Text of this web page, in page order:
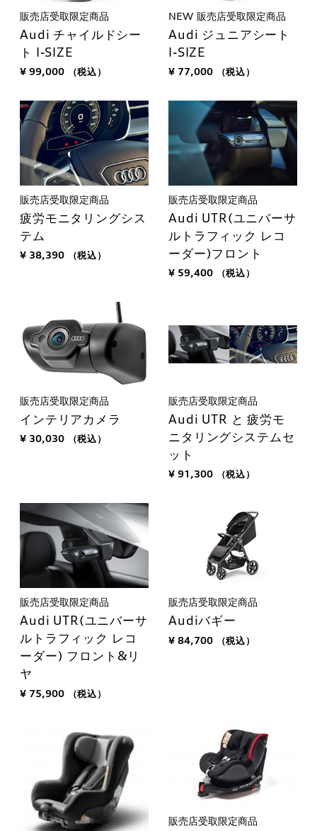
販売店受取限定商品
Audi チャイルドシー
ト I-SIZE
¥ 99,000 （税込）
NEW 販売店受取限定商品
Audi ジュニアシート
I-SIZE
¥ 77,000 （税込）
販売店受取限定商品
疲労モニタリングシス
テム
¥ 38,390 （税込）
販売店受取限定商品
Audi UTR(ユニバーサ
ルトラフィック レコ
ーダー)フロント
¥ 59,400 （税込）
販売店受取限定商品
インテリアカメラ
¥ 30,030 （税込）
販売店受取限定商品
Audi UTR と 疲労モ
ニタリングシステムセ
ット
¥ 91,300 （税込）
販売店受取限定商品
Audi UTR(ユニバーサ
ルトラフィック レコ
ーダー) フロント&リ
ヤ
¥ 75,900 （税込）
販売店受取限定商品
Audiバギー
¥ 84,700 （税込）
販売店受取限定商品